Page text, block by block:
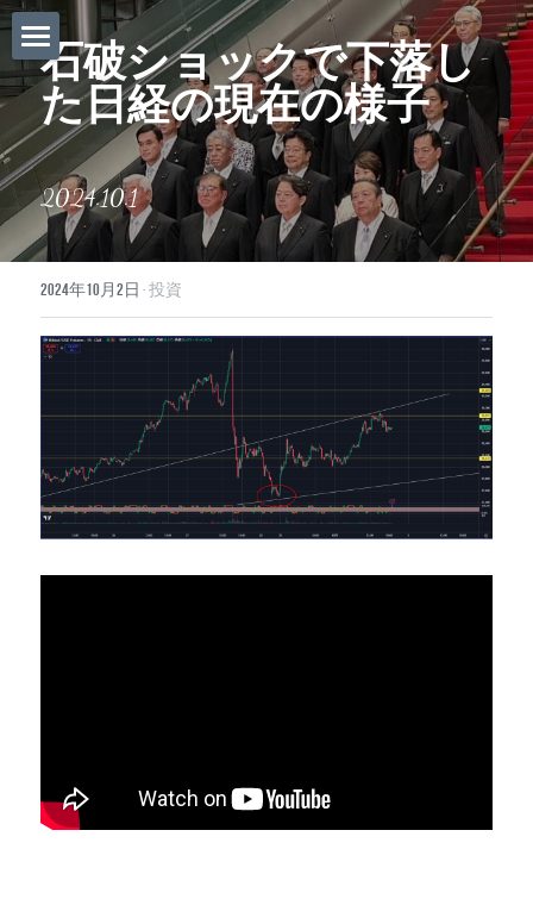
ホーム
Daily News
About Globalists
U.S. News
EuropeNews
China News
Featured Topics
Japan
Southeast Asia
Beginner's Content
石破ショックで下落し
た日経の現在の様子
2024.10.1
2024年10月2日 ·投資